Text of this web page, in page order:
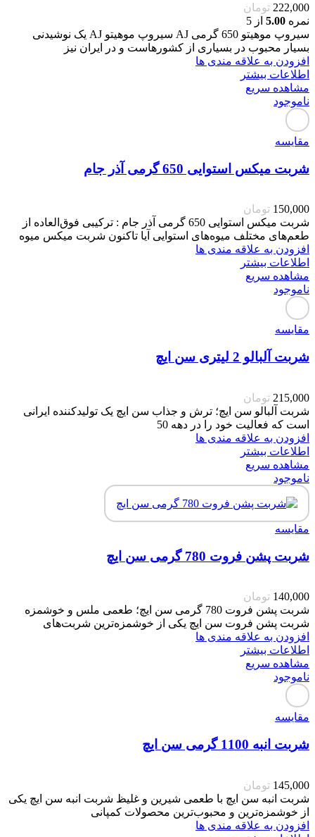
222,000 تومان
نمره 5.00 از 5
سیروپ موهیتو 650 گرمی AJ سیروپ موهیتو AJ یک نوشیدنی
بسیار محبوب در بسیاری از کشورهاست و در ایران نیز
افزودن به علاقه مندی ها
اطلاعات بیشتر
مشاهده سریع
ناموجود
مقایسه
شربت میکس استوایی 650 گرمی آذر جام
150,000 تومان
شربت میکس استوایی 650 گرمی آذر جام : ترکیبی فوق‌العاده از
طعم‌های مختلف میوه‌های استوایی آیا تاکنون شربت میکس میوه
افزودن به علاقه مندی ها
اطلاعات بیشتر
مشاهده سریع
ناموجود
مقایسه
شربت آلبالو 2 لیتری سن ایچ
215,000 تومان
شربت آلبالو سن ایچ؛ ترش و جذاب سن ایچ یک تولیدکننده ایرانی
است که فعالیت‌ خود را در دهه 50
افزودن به علاقه مندی ها
اطلاعات بیشتر
مشاهده سریع
ناموجود
مقایسه
شربت پشن فروت 780 گرمی سن ایچ
140,000 تومان
شربت پشن فروت 780 گرمی سن ایچ؛ طعمی ملس و خوشمزه
شربت پشن فروت سن ایچ یکی از خوشمزه‌ترین شربت‌های
افزودن به علاقه مندی ها
اطلاعات بیشتر
مشاهده سریع
ناموجود
مقایسه
شربت انبه 1100 گرمی سن ایچ
145,000 تومان
شربت انبه سن ایچ با طعمی شیرین و غلیظ شربت انبه سن ایچ یکی
از خوشمزه‌ترین و محبوب‌ترین محصولات کمپانی
افزودن به علاقه مندی ها